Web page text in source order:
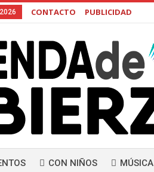
CONTACTO PUBLICIDAD
CON NIÑOS MÚSICA